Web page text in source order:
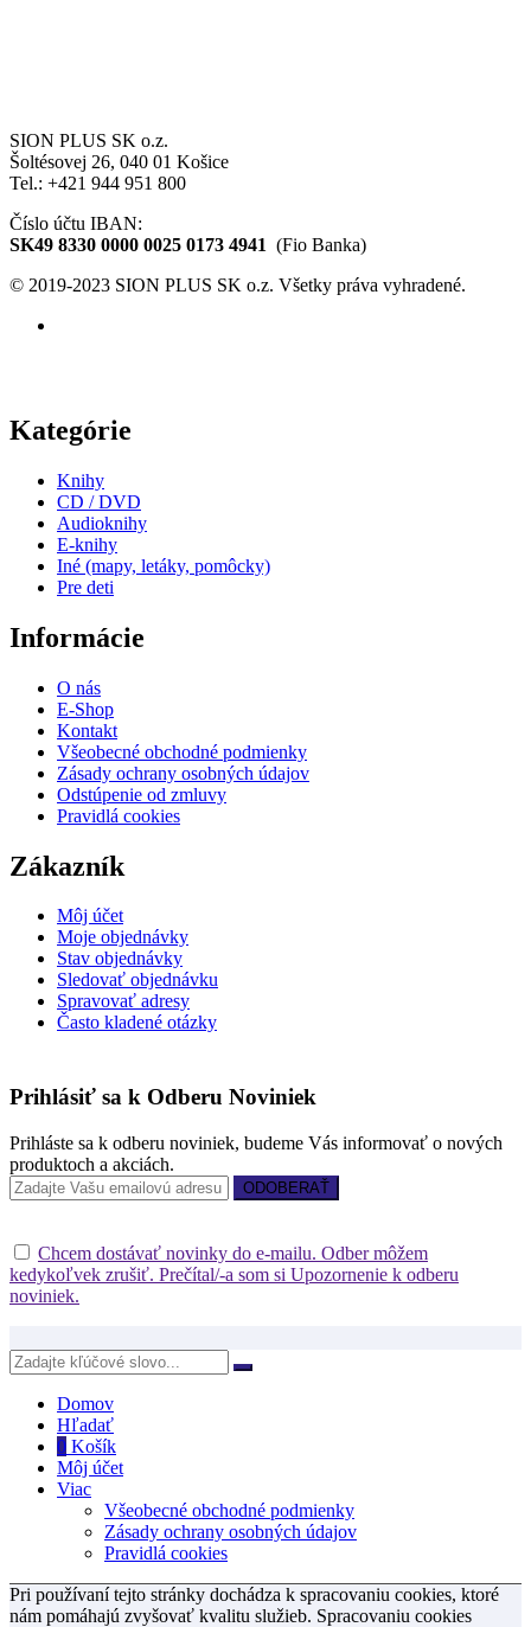
SION PLUS SK o.z.
Šoltésovej 26, 040 01 Košice
Tel.: +421 944 951 800
Číslo účtu IBAN:
SK49 8330 0000 0025 0173 4941 (Fio Banka)
© 2019-2023 SION PLUS SK o.z. Všetky práva vyhradené.
Kategórie
Knihy
CD / DVD
Audioknihy
E-knihy
Iné (mapy, letáky, pomôcky)
Pre deti
Informácie
O nás
E-Shop
Kontakt
Všeobecné obchodné podmienky
Zásady ochrany osobných údajov
Odstúpenie od zmluvy
Pravidlá cookies
Zákazník
Môj účet
Moje objednávky
Stav objednávky
Sledovať objednávku
Spravovať adresy
Často kladené otázky
Prihlásiť sa k Odberu Noviniek
Prihláste sa k odberu noviniek, budeme Vás informovať o nových
produktoch a akciách.
Chcem dostávať novinky do e-mailu. Odber môžem
kedykoľvek zrušiť. Prečítal/-a som si Upozornenie k odberu
noviniek.
Domov
Hľadať
0 Košík
Môj účet
Viac
Všeobecné obchodné podmienky
Zásady ochrany osobných údajov
Pravidlá cookies
Pri používaní tejto stránky dochádza k spracovaniu cookies, ktoré
nám pomáhajú zvyšovať kvalitu služieb. Spracovaniu cookies